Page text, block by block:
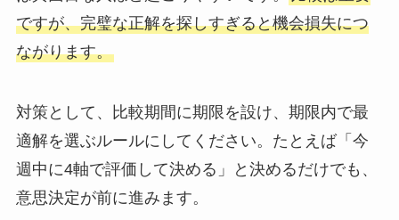
ですが、完璧な正解を探しすぎると機会損失につ
ながります。
対策として、比較期間に期限を設け、期限内で最
適解を選ぶルールにしてください。たとえば「今
週中に4軸で評価して決める」と決めるだけでも、
意思決定が前に進みます。